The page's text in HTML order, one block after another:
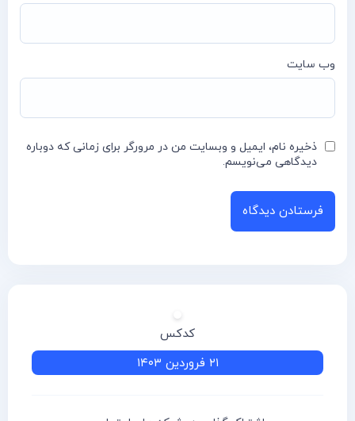
وب‌ سایت
ذخیره نام، ایمیل و وبسایت من در مرورگر برای زمانی که دوباره
دیدگاهی می‌نویسم.
کدکس
۲۱ فروردین ۱۴۰۳